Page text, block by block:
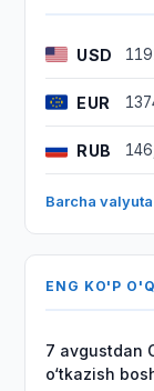
USD
EUR
RUB
Barcha
ENG KO'P
7 avgustdan
o‘tkazish